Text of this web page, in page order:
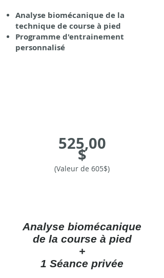
Analyse biomécanique de la
technique de course à pied
Programme d'entrainement
personnalisé
525,00
$
(Valeur de 605$)
Analyse biomécanique
de la course à pied
+
1 Séance privée